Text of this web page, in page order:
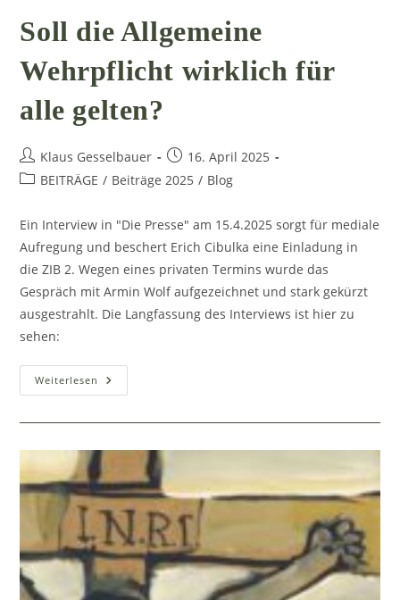
Soll die Allgemeine
Wehrpflicht wirklich für
alle gelten?
Beitrags-
Autor:
Klaus Gesselbauer
Beitrag
veröffentlicht:
16. April 2025
Beitrags-
BEITRÄGE / Beiträge 2025 / Blog
Ein Interview in "Die Presse" am 15.4.2025 sorgt für mediale
Aufregung und beschert Erich Cibulka eine Einladung in
die ZIB 2. Wegen eines privaten Termins wurde das
Gespräch mit Armin Wolf aufgezeichnet und stark gekürzt
ausgestrahlt. Die Langfassung des Interviews ist hier zu
sehen:
Weiterlesen Soll
Die
Alle
Gelten?